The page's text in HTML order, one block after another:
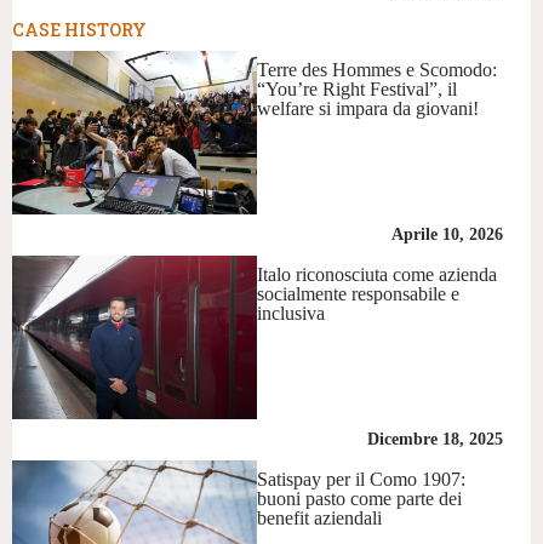
CASE HISTORY
Terre des Hommes e Scomodo:
“You’re Right Festival”, il
welfare si impara da giovani!
Aprile 10, 2026
Italo riconosciuta come azienda
socialmente responsabile e
inclusiva
Dicembre 18, 2025
Satispay per il Como 1907:
buoni pasto come parte dei
benefit aziendali